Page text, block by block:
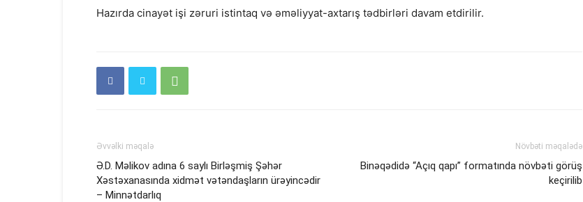
Hazırda cinayət işi zəruri istintaq və əməliyyat-axtarış tədbirləri davam etdirilir.
Əvvəlki məqalə
Ə.D. Məlikov adına 6 saylı Birləşmiş Şəhər
Xəstəxanasında xidmət vətəndaşların ürəyincədir
– Minnətdarlıq
Növbəti məqalədə
Binəqədidə “Açıq qapı” formatında növbəti görüş
keçirilib